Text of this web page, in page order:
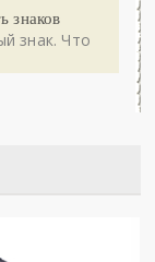
знаков
знак. Что